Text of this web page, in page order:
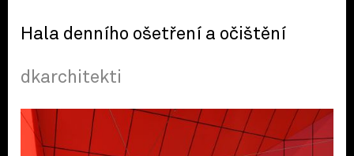
Hala denního ošetření a očištění
dkarchitekti